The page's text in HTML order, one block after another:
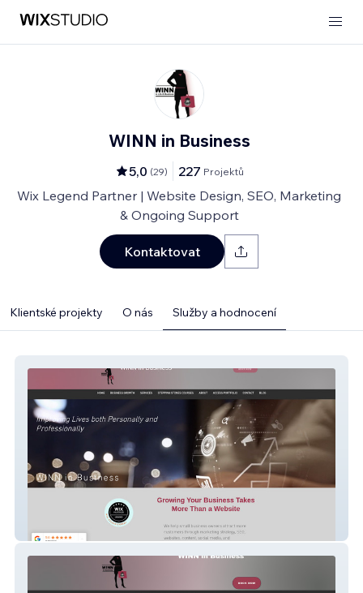
WINN in Business
5,0 (29) 227 Projektů
Wix Legend Partner | Website Design, SEO, Marketing
& Ongoing Support
Kontaktovat
Klientské projekty O nás Služby a hodnocení
WINN in Business